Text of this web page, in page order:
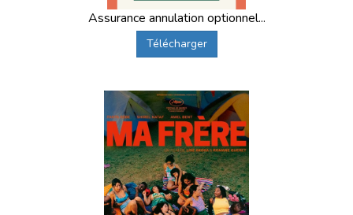
Assurance annulation optionnel...
Télécharger